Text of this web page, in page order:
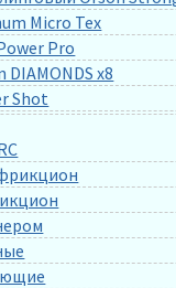
Micro Tex
Pro
x8
Shot